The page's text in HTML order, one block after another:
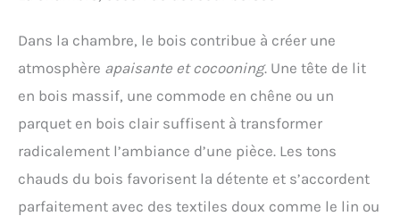
les côtés. CONTENU DE LA LIVRAISON : Plan de travail
de cuisine, 2 profils de finition latéraux, notice de
montage, matériel de montage.
Dans la chambre, le bois contribue à créer une
atmosphère apaisante et cocooning. Une tête de lit
en bois massif, une commode en chêne ou un
parquet en bois clair suffisent à transformer
radicalement l’ambiance d’une pièce. Les tons
chauds du bois favorisent la détente et s’accordent
parfaitement avec des textiles doux comme le lin ou